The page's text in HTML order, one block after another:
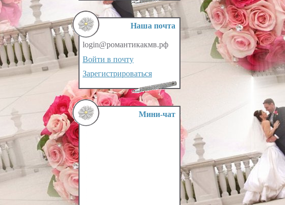
Наша почта
login@романтикакмв.рф
Войти в почту
Зарегистрироваться
Мини-чат